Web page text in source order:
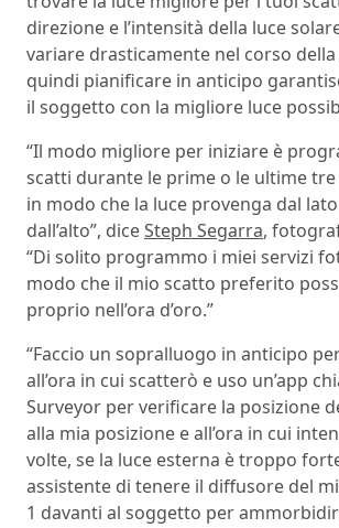
direzione e l’intensità della luce
variare drasticamente nel corso
quindi pianificare in anticipo
il soggetto con la migliore luce
“Il modo migliore per iniziare è
scatti durante le prime o le ultime
in modo che la luce provenga dal
dall’alto”, diceSteph Segarra,
“Di solito programmo i miei servizi
modo che il mio scatto preferito
proprio nell’ora d’oro.”
“Faccio un sopralluogo in anticipo
all’ora in cui scatterò e uso un’app
Surveyor per verificare la posizione
alla mia posizione e all’ora in cui
volte, se la luce esterna è troppo
assistente di tenere il diffusore del
1 davanti al soggetto per